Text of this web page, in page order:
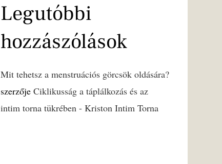
Legutóbbi
hozzászólások
Mit tehetsz a menstruációs görcsök oldására?
szerzője Ciklikusság a táplálkozás és az
intim torna tükrében - Kriston Intim Torna